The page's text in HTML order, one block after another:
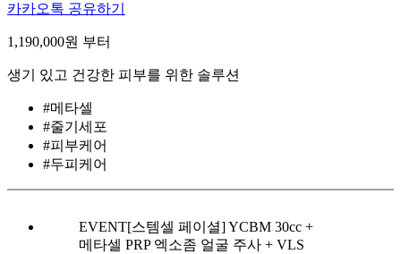
카카오톡 공유하기
1,190,000원 부터
생기 있고 건강한 피부를 위한 솔루션
#메타셀
#줄기세포
#피부케어
#두피케어
EVENT[스템셀 페이셜] YCBM 30cc +
메타셀 PRP 엑소좀 얼굴 주사 + VLS